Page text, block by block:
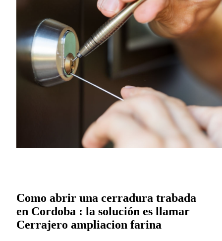
Como abrir una cerradura trabada
en Cordoba : la solución es llamar
Cerrajero ampliacion farina